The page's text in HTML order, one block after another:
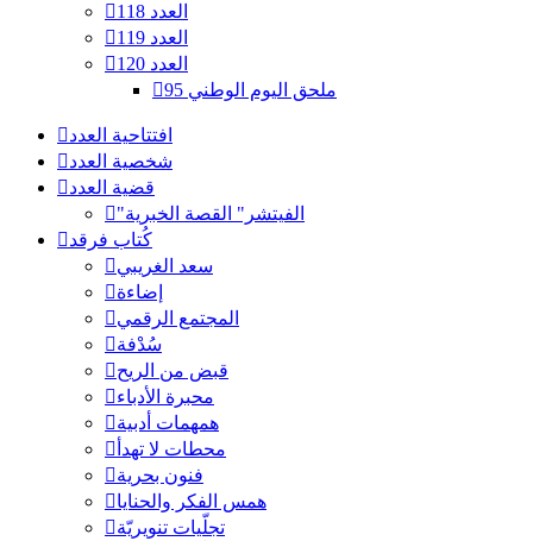
العدد 118
العدد 119
العدد 120
ملحق اليوم الوطني 95
افتتاحية العدد
شخصية العدد
قضية العدد
"الفيتشر" القصة الخبرية
كُتاب فرقد
سعد الغريبي
إضاءة
المجتمع الرقمي
سُدْفة
قبض من الريح
محبرة الأدباء
همهمات أدبية
محطات لا تهدأ
فنون بحرية
همس الفكر والحنايا
تجلّيات تنويريّة